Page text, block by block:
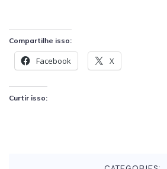
Compartilhe isso:
Facebook X
Curtir isso: